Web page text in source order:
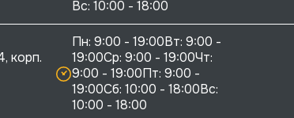
корп.
Пн: 9:00 - 19:00Вт: 9:00 -
19:00Ср: 9:00 - 19:00Чт:
9:00 - 19:00Пт: 9:00 -
19:00Сб: 10:00 - 18:00Вс:
10:00 - 18:00